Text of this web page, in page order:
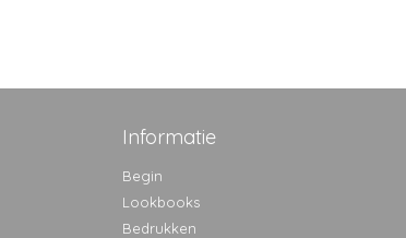
Informatie
Begin
Lookbooks
Bedrukken